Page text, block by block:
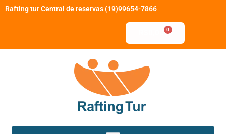
Rafting tur Central de reservas (19)99654-7866
0